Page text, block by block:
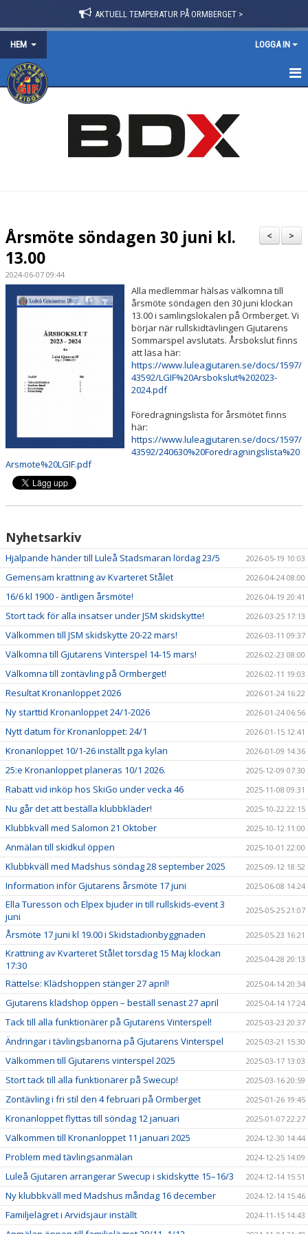
AKTUELL TEMPERATUR PÅ ORMBERGET >
HEM LOGGA IN
HEM
VÅRA GRUPPER/LEDARE
STYRELSE & STADGAR
MULTIBANAN
KALENDER
>
<
Årsmöte söndagen 30 juni kl.
13.00
2024-06-07 09:44
Alla medlemmar hälsas välkomna till
årsmöte söndagen den 30 juni klockan
13.00 i samlingslokalen på Ormberget. Vi
börjar när rullskidtävlingen Gjutarens
Sommarspel avslutats. Årsbokslut finns
att läsa här:
https://www.luleagjutaren.se/docs/1597/
43592/LGIF%20Arsbokslut%202023-
2024.pdf
Föredragningslista för årsmötet finns
här:
https://www.luleagjutaren.se/docs/1597/
43592/240630%20Foredragningslista%20
Arsmote%20LGIF.pdf
Nyhetsarkiv
Hjälpande händer till Luleå Stadsmaran lördag 23/5 2026-05-19 10:03
Gemensam krattning av Kvarteret Stålet 2026-04-24 08:00
16/6 kl 1900 - äntligen årsmöte! 2026-04-19 20:41
Stort tack för alla insatser under JSM skidskytte! 2026-03-25 17:13
Välkommen till JSM skidskytte 20-22 mars! 2026-03-11 09:37
Välkomna till Gjutarens Vinterspel 14-15 mars! 2026-02-23 08:00
Välkomna till zontävling på Ormberget! 2026-02-11 19:03
Resultat Kronanloppet 2026 2026-01-24 16:22
Ny starttid Kronanloppet 24/1-2026 2026-01-24 06:56
Nytt datum för Kronanloppet: 24/1 2026-01-15 12:41
Kronanloppet 10/1-26 inställt pga kylan 2026-01-09 14:36
25:e Kronanloppet planeras 10/1 2026. 2025-12-09 07:30
Rabatt vid inköp hos SkiGo under vecka 46 2025-11-08 09:31
Nu går det att beställa klubbkläder! 2025-10-22 22:15
Klubbkväll med Salomon 21 Oktober 2025-10-12 11:00
Anmälan till skidkul öppen 2025-10-01 22:00
Klubbkväll med Madshus söndag 28 september 2025 2025-09-12 18:52
Information inför Gjutarens årsmöte 17 juni 2025-06-08 14:24
Ella Turesson och Elpex bjuder in till rullskids-event 3
juni
2025-05-25 21:07
Årsmöte 17 juni kl 19.00 i Skidstadionbyggnaden 2025-05-23 16:21
Krattning av Kvarteret Stålet torsdag 15 Maj klockan
17:30
2025-04-28 20:13
Rättelse: Klädshoppen stänger 27 april! 2025-04-14 20:34
Gjutarens klädshop öppen – beställ senast 27 april 2025-04-14 17:24
Tack till alla funktionärer på Gjutarens Vinterspel! 2025-03-23 20:37
Ändringar i tävlingsbanorna på Gjutarens Vinterspel 2025-03-21 15:30
Välkommen till Gjutarens vinterspel 2025 2025-03-17 13:03
Stort tack till alla funktionärer på Swecup! 2025-03-16 20:59
Zontävling i fri stil den 4 februari på Ormberget 2025-01-26 19:45
Kronanloppet flyttas till söndag 12 januari 2025-01-07 22:27
Välkommen till Kronanloppet 11 januari 2025 2024-12-30 14:44
Problem med tävlingsanmälan 2024-12-25 14:09
Luleå Gjutaren arrangerar Swecup i skidskytte 15–16/3 2024-12-14 15:51
Ny klubbkväll med Madshus måndag 16 december 2024-12-14 15:46
Familjelägret i Arvidsjaur inställt 2024-11-15 14:43